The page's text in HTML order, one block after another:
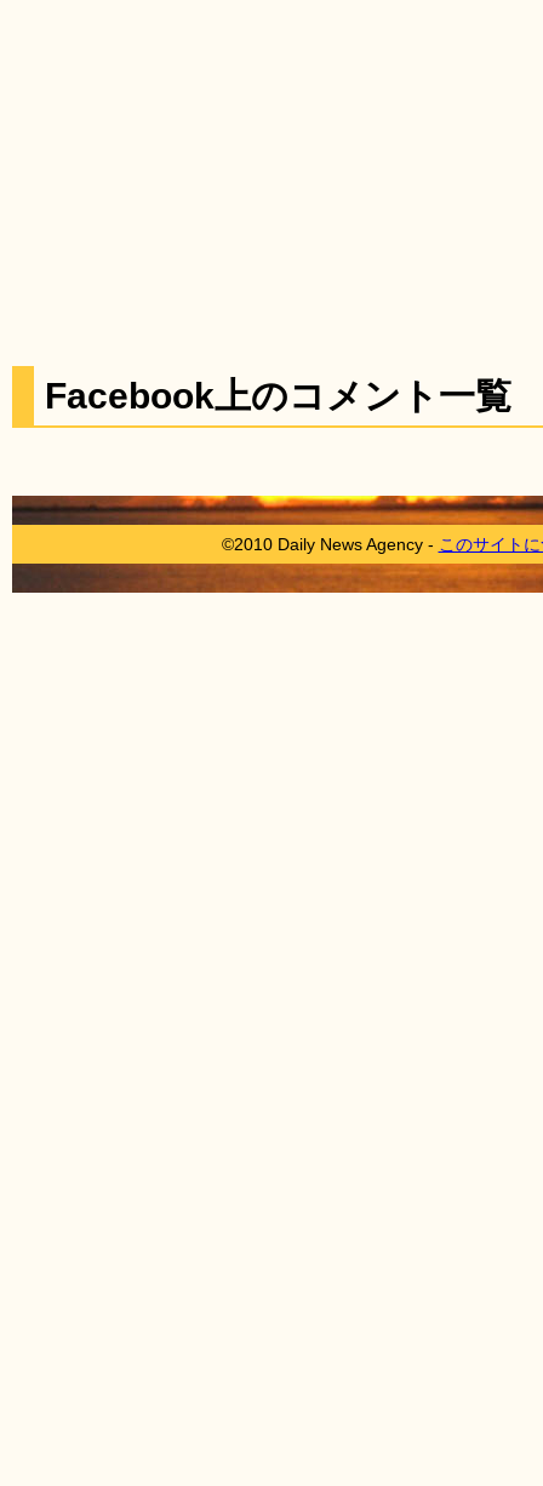
Facebook上のコメント一覧
©2010 Daily News Agency - このサイト